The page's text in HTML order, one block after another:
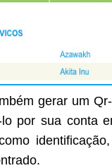
gerar um
lo por sua conta